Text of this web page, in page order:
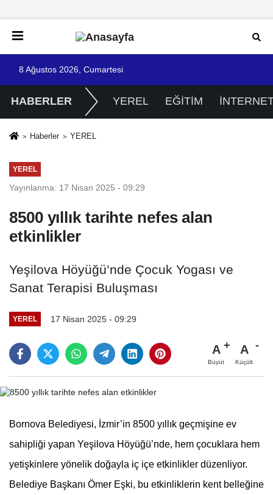
8 Ağustos 2026, Cumartesi
HABERLER YEREL EĞİTİM
Haberler YEREL
YEREL
Yayınlanma: 17 Nisan 2025 - 09:29
8500 yıllık tarihte nefes alan
etkinlikler
Yeşilova Höyüğü’nde Çocuk Yogası ve
Sanat Terapisi Buluşması
YEREL 17 Nisan 2025 - 09:29
A
Büyüt
A
Küçült
Bornova Belediyesi, İzmir’in 8500 yıllık geçmişine ev
sahipliği yapan Yeşilova Höyüğü’nde, hem çocuklara hem
yetişkinlere yönelik doğayla iç içe etkinlikler düzenliyor.
Belediye Başkanı Ömer Eşki, bu etkinliklerin kent belleğine